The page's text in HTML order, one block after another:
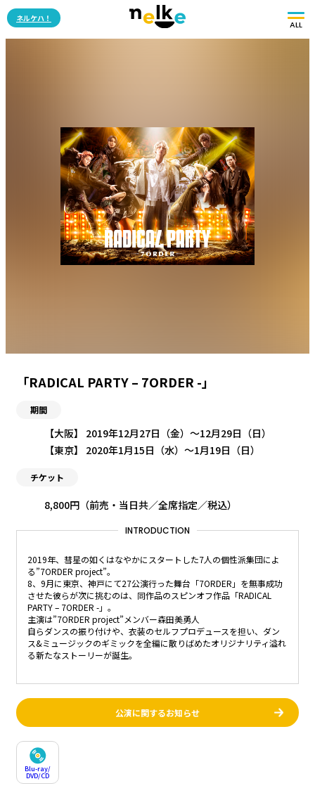
ネルケハ！
ALL
「RADICAL PARTY – 7ORDER -」
期間
【大阪】 2019年12月27日（金）〜12月29日（日）
【東京】 2020年1月15日（水）〜1月19日（日）
チケット
8,800円（前売・当日共／全席指定／税込）
INTRODUCTION
2019年、彗星の如くはなやかにスタートした7人の個性派集団によ
る”7ORDER project”。
8、9月に東京、神戸にて27公演行った舞台「7ORDER」を無事成功
させた彼らが次に挑むのは、同作品のスピンオフ作品「RADICAL
PARTY – 7ORDER -」。
主演は”7ORDER project”メンバー森田美勇人
自らダンスの振り付けや、衣装のセルフプロデュースを担い、ダン
ス&ミュージックのギミックを全編に散りばめたオリジナリティ溢れ
る新たなストーリーが誕生。
公演に関するお知らせ
Blu-ray/
DVD/CD